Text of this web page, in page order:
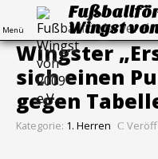
Menü
Wingst
Wingster
sich einen
gegen
Kategorie: 1. Herren